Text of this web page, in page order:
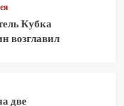
Кубка
возглавил
две